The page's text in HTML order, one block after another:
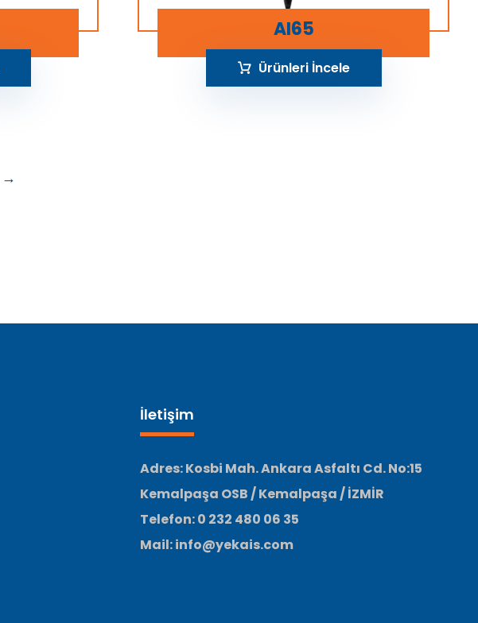
AI65
Ürünleri İncele
→
İletişim
Adres: Kosbi Mah. Ankara Asfaltı Cd. No:15
Kemalpaşa OSB / Kemalpaşa / İZMİR
Telefon: 0 232 480 06 35
Mail: info@yekais.com